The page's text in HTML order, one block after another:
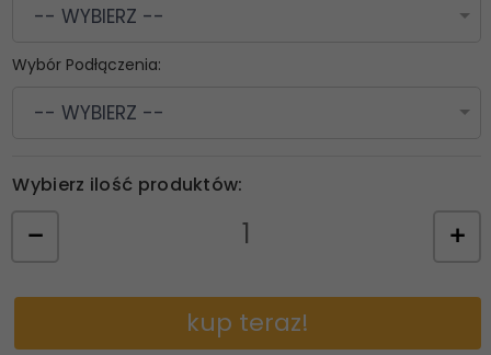
-- WYBIERZ --
Wybór Podłączenia:
-- WYBIERZ --
Wybierz ilość produktów:
kup teraz!